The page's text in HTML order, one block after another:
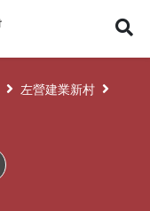
左營建業新村